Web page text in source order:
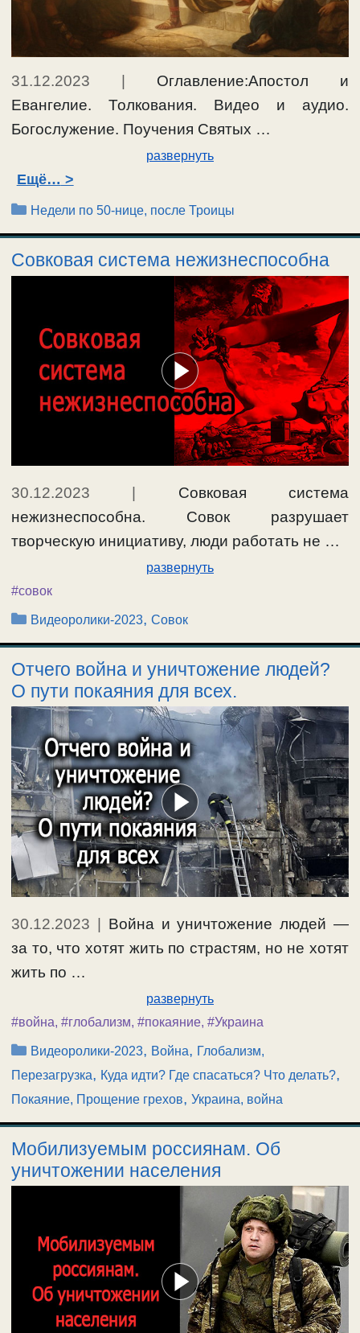
31.12.2023
Оглавление:Апостол и
Евангелие. Толкования. Видео и аудио.
Богослужение. Поучения Святых …
развернуть
Ещё…
Рубрики
Недели по 50-нице, после Троицы
Совковая система нежизнеспособна
30.12.2023 | Совковая система
нежизнеспособна. Совок разрушает
творческую инициативу, люди работать не …
развернуть
#совок
Рубрики
Видеоролики-2023,Совок
Отчего война и уничтожение людей?
О пути покаяния для всех.
30.12.2023 | Война и уничтожение людей —
за то, что хотят жить по страстям, но не хотят
жить по …
развернуть
#война, #глобализм, #покаяние, #Украина
Рубрики
Видеоролики-2023, Война, Глобализм,
Перезагрузка, Куда идти? Где спасаться? Что делать?,
Покаяние, Прощение грехов, Украина, война
Мобилизуемым россиянам. Об
уничтожении населения